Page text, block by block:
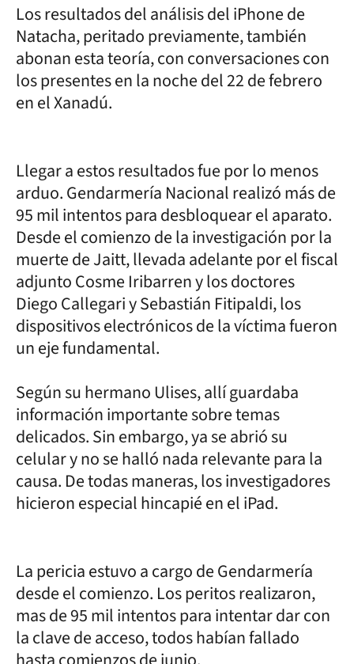
Los resultados del análisis del iPhone de
Natacha, peritado previamente, también
abonan esta teoría, con conversaciones con
los presentes en la noche del 22 de febrero
en el Xanadú.
Llegar a estos resultados fue por lo menos
arduo. Gendarmería Nacional realizó más de
95 mil intentos para desbloquear el aparato.
Desde el comienzo de la investigación por la
muerte de Jaitt, llevada adelante por el fiscal
adjunto Cosme Iribarren y los doctores
Diego Callegari y Sebastián Fitipaldi, los
dispositivos electrónicos de la víctima fueron
un eje fundamental.
Según su hermano Ulises, allí guardaba
información importante sobre temas
delicados. Sin embargo, ya se abrió su
celular y no se halló nada relevante para la
causa. De todas maneras, los investigadores
hicieron especial hincapié en el iPad.
La pericia estuvo a cargo de Gendarmería
desde el comienzo. Los peritos realizaron,
mas de 95 mil intentos para intentar dar con
la clave de acceso, todos habían fallado